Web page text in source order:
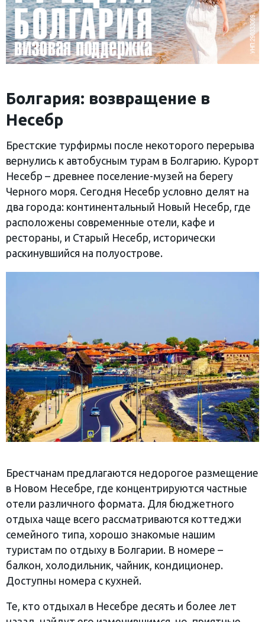
Болгария: возвращение в
Несебр
Брестские турфирмы после некоторого перерыва
вернулись к автобусным турам в Болгарию. Курорт
Несебр – древнее поселение-музей на берегу
Черного моря. Сегодня Несебр условно делят на
два города: континентальный Новый Несебр, где
расположены современные отели, кафе и
рестораны, и Старый Несебр, исторически
раскинувшийся на полуострове.
Брестчанам предлагаются недорогое размещение
в Новом Несебре, где концентрируются частные
отели различного формата. Для бюджетного
отдыха чаще всего рассматриваются коттеджи
семейного типа, хорошо знакомые нашим
туристам по отдыху в Болгарии. В номере –
балкон, холодильник, чайник, кондиционер.
Доступны номера с кухней.
Те, кто отдыхал в Несебре десять и более лет